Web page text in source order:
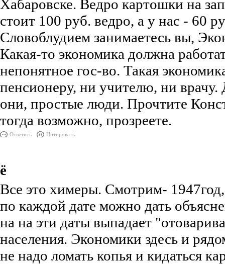
Хабаровске. Ведро картошки на
стоит 100 руб. ведро, а у нас - 60
Словоблудием занимаетесь вы,
Какая-то экономика должна
непонятное гос-во. Такая
пенсионеру, ни учителю, ни врачу.
они, простые люди. Прочтите
тогда возможно, прозреете.
Ответить Цитировать
ё
Все это химеры. Смотрим-
по каждой дате можно дать
на на эти даты выпадает
населения. Экономики здесь и
не надо ломать копья и кидаться